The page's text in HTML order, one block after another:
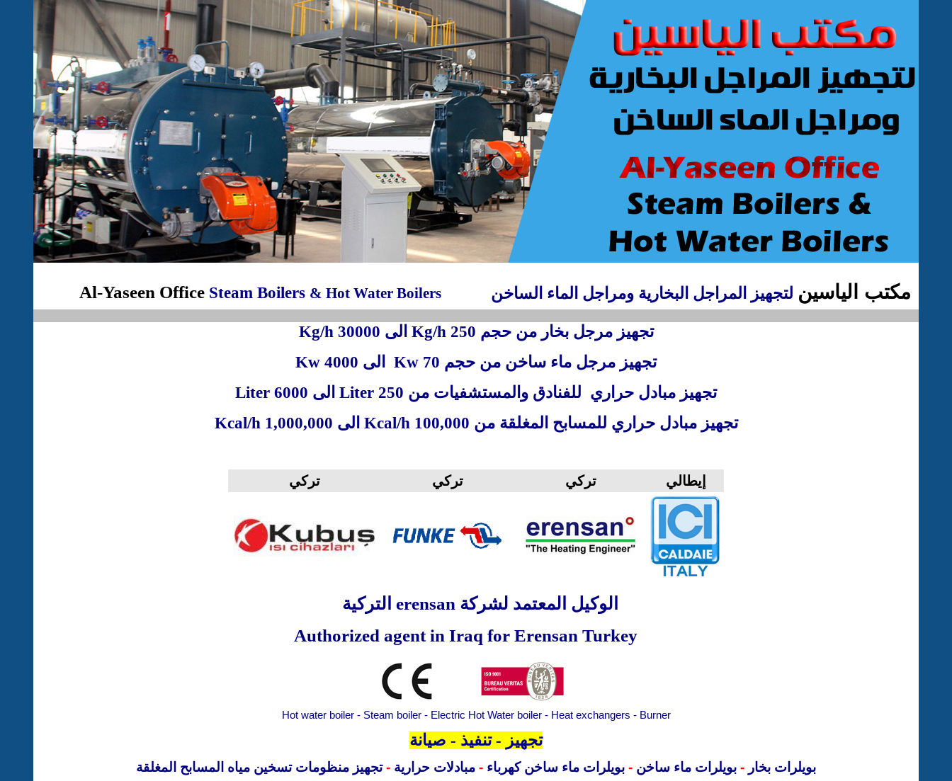
مكتب الياسين لتجهيز المراجل البخارية ومراجل الماء الساخن Al-Yaseen Office Steam Boilers & Hot Water Boilers
تجهيز مرجل بخار من حجم 250 Kg/h الى 30000
Kg/h
تجهيز مرجل ماء ساخن من حجم 70
Kw الى 4000
Kw
تجهيز مبادل حراري للفنادق والمستشفيات من 250
Liter الى 6000
Liter
تجهيز مبادل حراري للمسابح المغلقة من 100,000
Kcal/h الى 1,000,000 Kcal/h
إيطالي تركي تركي تركي
الوكيل المعتمد لشركة erensan التركية
Authorized agent in Iraq for Erensan Turkey
Hot water boiler - Steam boiler - Electric Hot Water boiler - Heat exchangers - Burner
تجهيز - تنفيذ - صيانة
بويلرات بخار - بويلرات ماء ساخن - بويلرات ماء ساخن كهرباء - مبادلات حرارية -تجهيز منظومات تسخين مياه المسابح المغلقة